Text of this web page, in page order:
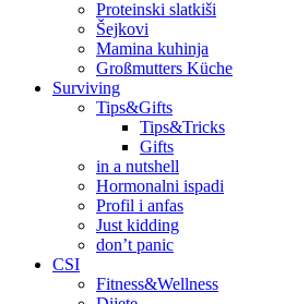
Proteinski slatkiši
Šejkovi
Mamina kuhinja
Großmutters Küche
Surviving
Tips&Gifts
Tips&Tricks
Gifts
in a nutshell
Hormonalni ispadi
Profil i anfas
Just kidding
don’t panic
CSI
Fitness&Wellness